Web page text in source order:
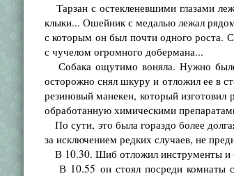
Тарзан с остекленевшими глазами
клыки... Ошейник с медалью лежал
с которым он был почти одного роста.
с чучелом огромного добермана...
Собака ощутимо воняла. Нужно было
осторожно снял шкуру и отложил ее в
резиновый манекен, который
обработанную химическими
По сути, это была гораздо более
за исключением редких случаев, не
В 10.30. Шиб отложил инструменты и
В 10.55 он стоял посреди комнаты